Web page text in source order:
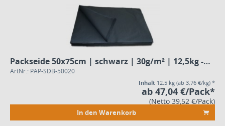
Packseide 50x75cm | schwarz | 30g/m² | 12,5kg - Pack
ArtNr.: PAP-SDB-50020
Inhalt 12.5 kg (ab 3,76 €/kg) *
ab 47,04 €/Pack*
(Netto 39,52 €/Pack)
In den Warenkorb